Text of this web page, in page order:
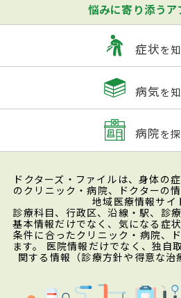
悩みに寄り添うア
症状を
病気を
病院を
ドクターズ・ファイルは、身体の
のクリニック・病院、ドクターの
地域医療情報サイ
診療科目、行政区、沿線・駅、診
基本情報だけでなく、気になる症
条件に合ったクリニック・病院、
ます。 医院情報だけでなく、独自
関する情報（診療方針や得意な治